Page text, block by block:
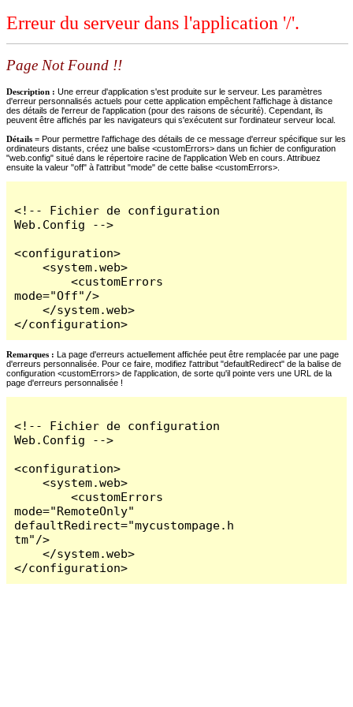
Erreur du serveur dans l'application '/'.
Page Not Found !!
Description : Une erreur d'application s'est produite sur le serveur. Les paramètres
d'erreur personnalisés actuels pour cette application empêchent l'affichage à distance
des détails de l'erreur de l'application (pour des raisons de sécurité). Cependant, ils
peuvent être affichés par les navigateurs qui s'exécutent sur l'ordinateur serveur local.
Détails = Pour permettre l'affichage des détails de ce message d'erreur spécifique sur les
ordinateurs distants, créez une balise <customErrors> dans un fichier de configuration
"web.config" situé dans le répertoire racine de l'application Web en cours. Attribuez
ensuite la valeur "off" à l'attribut "mode" de cette balise <customErrors>.
<!-- Fichier de configuration
Web.Config -->
<configuration>
    <system.web>
        <customErrors
mode="Off"/>
    </system.web>
</configuration>
Remarques : La page d'erreurs actuellement affichée peut être remplacée par une page
d'erreurs personnalisée. Pour ce faire, modifiez l'attribut "defaultRedirect" de la balise de
configuration <customErrors> de l'application, de sorte qu'il pointe vers une URL de la
page d'erreurs personnalisée !
<!-- Fichier de configuration
Web.Config -->
<configuration>
    <system.web>
        <customErrors
mode="RemoteOnly"
defaultRedirect="mycustompage.h
tm"/>
    </system.web>
</configuration>